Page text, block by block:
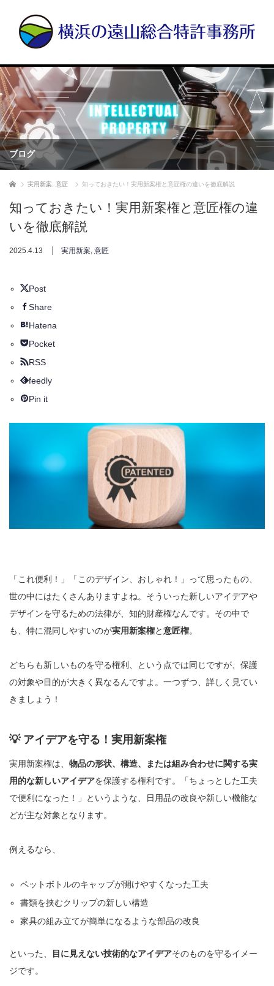
ブログ
ホーム 実用新案 意匠 知っておきたい！実用新案権と意匠権の違いを徹底解説
知っておきたい！実用新案権と意匠権の違
いを徹底解説
2025.4.13 実用新案, 意匠
Post
Share
Hatena
Pocket
RSS
feedly
Pin it
「これ便利！」「このデザイン、おしゃれ！」って思ったもの、
世の中にはたくさんありますよね。そういった新しいアイデアや
デザインを守るための法律が、知的財産権なんです。その中で
も、特に混同しやすいのが実用新案権と意匠権。
どちらも新しいものを守る権利、という点では同じですが、保護
の対象や目的が大きく異なるんですよ。一つずつ、詳しく見てい
きましょう！
💡 アイデアを守る！実用新案権
実用新案権は、 物品の形状、構造、または組み合わせに関する実
用的な新しいアイデアを保護する権利です。「ちょっとした工夫
で便利になった！」というような、日用品の改良や新しい機能な
どが主な対象となります。
例えるなら、
ペットボトルのキャップが開けやすくなった工夫
書類を挟むクリップの新しい構造
家具の組み立てが簡単になるような部品の改良
といった、 目に見えない技術的なアイデアそのものを守るイメー
ジです。